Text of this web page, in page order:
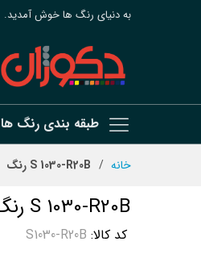
به دنیای رنگ ها خوش آمدید.
طبقه بندی رنگ ها
خانه S 1030-R20B رنگ
S 1030-R20B رنگ
کد کالا S1030-R20B